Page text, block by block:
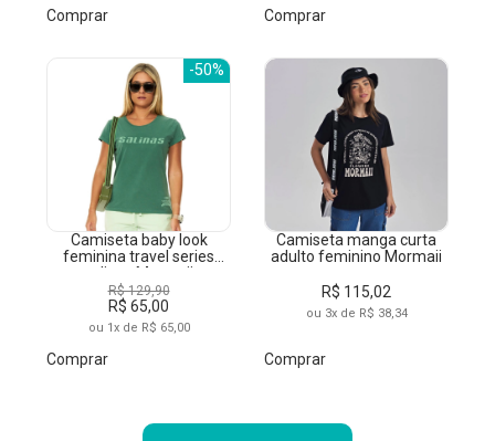
Comprar Comprar
-50%
Camiseta baby look
feminina travel series
salinas Mormaii
R$ 129,90
R$ 65,00
ou 1x de R$ 65,00
Comprar
Camiseta manga curta
adulto feminino Mormaii
R$ 115,02
ou 3x de R$ 38,34
Comprar